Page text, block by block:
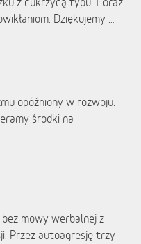
Dziękujemy …
opóźniony w rozwoju.
środki na
mowy werbalnej z
Przez autoagresję trzy